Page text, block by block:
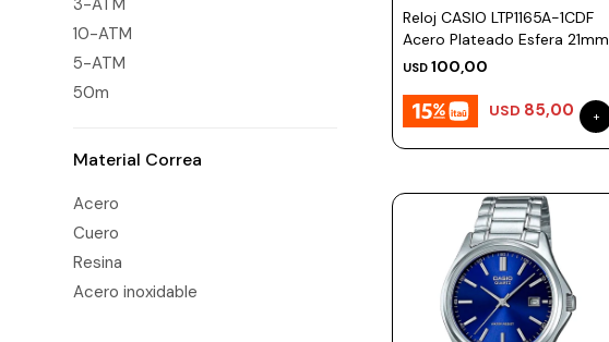
Reloj CASIO LTP1165A-1CDF
Acero Plateado Esfera 21mm
USD 100,00
USD 85,00
3-ATM
10-ATM
5-ATM
50m
Material Correa
Acero
Cuero
Resina
Acero inoxidable
Camelbak